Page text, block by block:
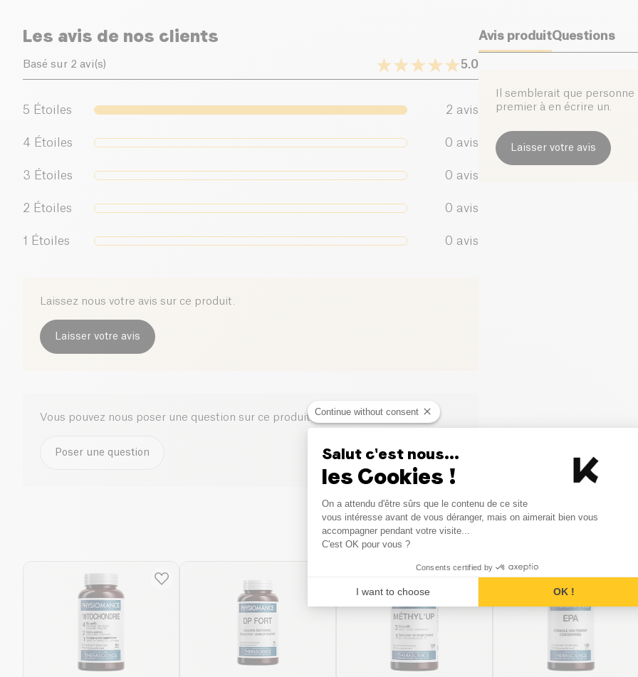
Les avis de nos clients
Basé sur 2 avi(s) 5.0
5 Étoiles 2 avis
4 Étoiles 0 avis
3 Étoiles 0 avis
2 Étoiles 0 avis
1 Étoiles 0 avis
Laissez nous votre avis sur ce produit.
Laisser votre avis
Vous pouvez nous poser une question sur ce produit ici
Poser une question
Avis produitQuestions
Il semblerait que
premier à en écrire un.
Laisser votre avis
Produits similaires
Continue without consent
Salut c'est nous...
les Cookies !
Consent Management
On a attendu d'être sûrs que le contenu de ce site
vous intéresse avant de vous déranger, mais on aimerait bien vous
accompagner pendant votre visite...
C'est OK pour vous ?
Consents certified by
I want to choose OK !
Axeptio consent